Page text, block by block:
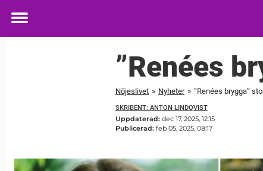
Toggle
”Renées
Nöjeslivet » Nyheter » ”Renées brygga”
SKRIBENT: ANTON LINDQVIST
Uppdaterad: dec 17, 2025, 12:15
Publicerad: feb 05, 2025, 08:17